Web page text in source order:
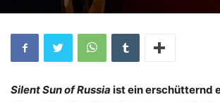
Silent Sun of Russia ist ein erschütternd